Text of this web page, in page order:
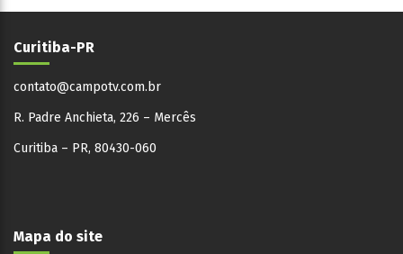
Curitiba-PR
contato@campotv.com.br
R. Padre Anchieta, 226 – Mercês
Curitiba – PR, 80430-060
Mapa do site